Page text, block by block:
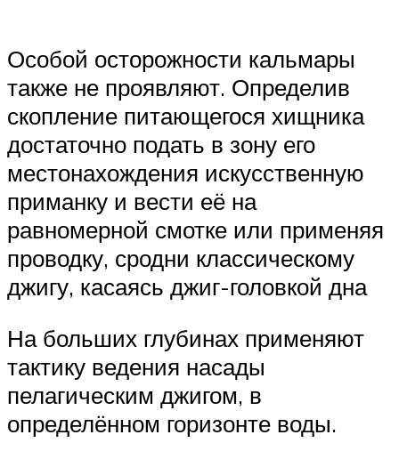
Особой осторожности кальмары
также не проявляют. Определив
скопление питающегося хищника
достаточно подать в зону его
местонахождения искусственную
приманку и вести её на
равномерной смотке или применяя
проводку, сродни классическому
джигу, касаясь джиг-головкой дна
На больших глубинах применяют
тактику ведения насады
пелагическим джигом, в
определённом горизонте воды.